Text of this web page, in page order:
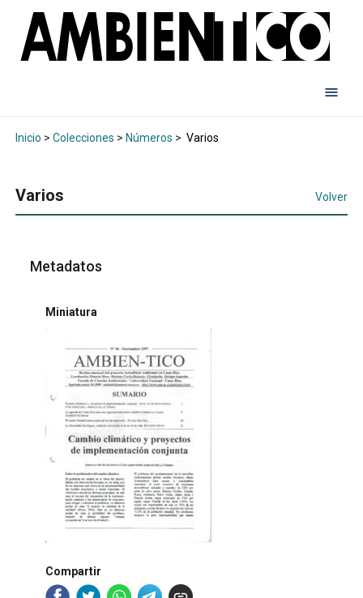
Inicio > Colecciones > Números > Varios
Varios Volver
Metadatos
Miniatura
Compartir